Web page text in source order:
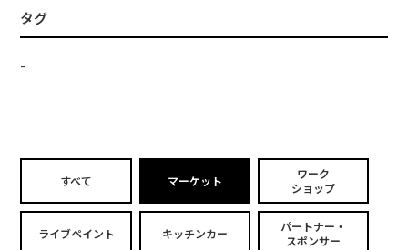
タグ
-
すべて マーケット
ワーク
ショップ
ライブペイント キッチンカー
パートナー・
スポンサー